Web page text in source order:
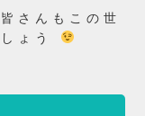
さんもこの世
ょう